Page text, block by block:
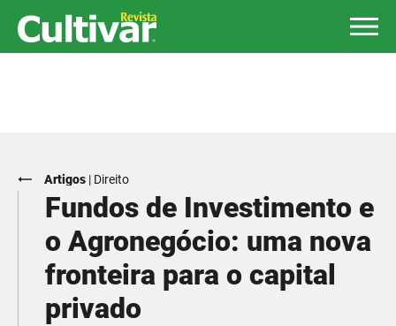
Artigos | Direito
Fundos de Investimento e
o Agronegócio: uma nova
fronteira para o capital
privado